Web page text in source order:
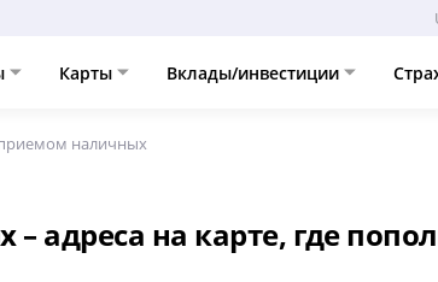
Карты Вклады/инвестиции
наличных
на карте, где